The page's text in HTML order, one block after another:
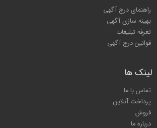
راهنمای درج آگهی
بهینه سازی آگهی
تعرفه تبلیغات
قوانین درج آگهی
لینک ها
تماس با ما
پرداخت آنلاین
فروش
درباره ما